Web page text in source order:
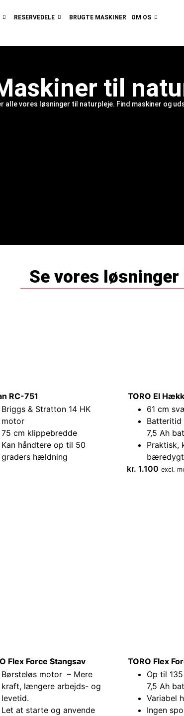
RESERVEDELE BRUGTE MASKINER OM OS
til
alle vores løsninger til naturpleje. Find maskiner og
Se vores løsninger
RC-751
Briggs & Stratton 14 HK
motor
75 cm klippebredde
Kan håndtere op til 50
graders hældning
TORO El
61 cm
Batteritid
7,5 Ah
Praktisk,
kr. 1.100 excl.
Flex Force Stangsav
Børsteløs motor – Mere
kraft, længere arbejds- og
levetid.
Let at starte og anvende
TORO Flex
Op til
7,5 Ah
Variabel
Ingen